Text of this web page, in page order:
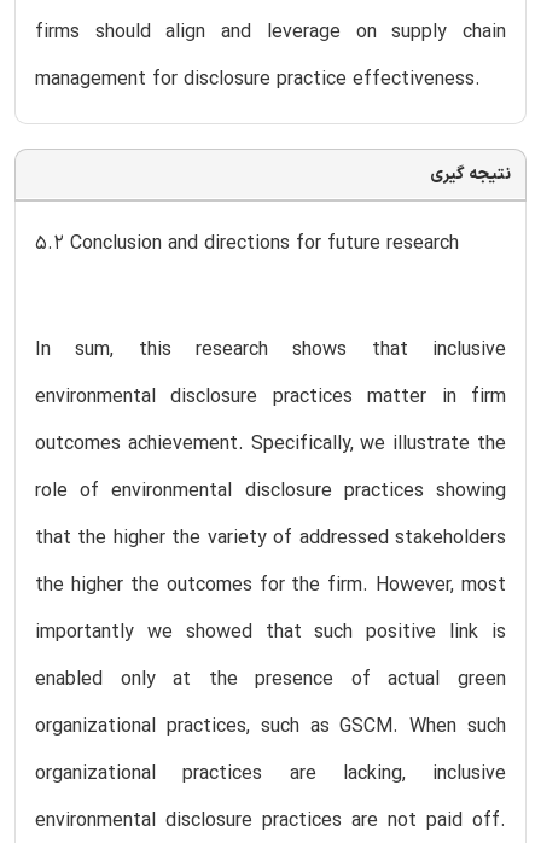
firms should align and leverage on supply chain
management for disclosure practice effectiveness.
نتیجه گیری
5.2 Conclusion and directions for future research
In sum, this research shows that inclusive
environmental disclosure practices matter in firm
outcomes achievement. Specifically, we illustrate the
role of environmental disclosure practices showing
that the higher the variety of addressed stakeholders
the higher the outcomes for the firm. However, most
importantly we showed that such positive link is
enabled only at the presence of actual green
organizational practices, such as GSCM. When such
organizational practices are lacking, inclusive
environmental disclosure practices are not paid off.